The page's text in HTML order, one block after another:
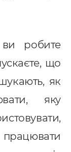
ви робите
що
як
яку